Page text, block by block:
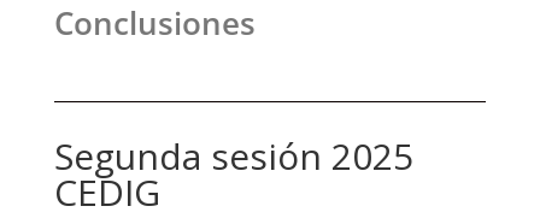
Conclusiones
Segunda sesión 2025
CEDIG